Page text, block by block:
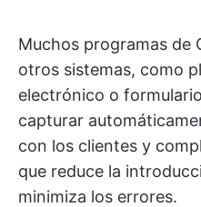
Muchos programas de
otros sistemas, como
electrónico o
capturar
con los clientes y
que reduce la
minimiza los errores.